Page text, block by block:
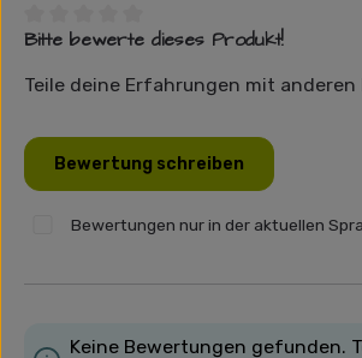
Durchschnittliche Bewertung von 0
Bitte bewerte dieses Produkt!
Teile deine Erfahrungen mit anderen
Bewertung schreiben
Bewertungen nur in der aktuellen
Keine Bewertungen gefunden.